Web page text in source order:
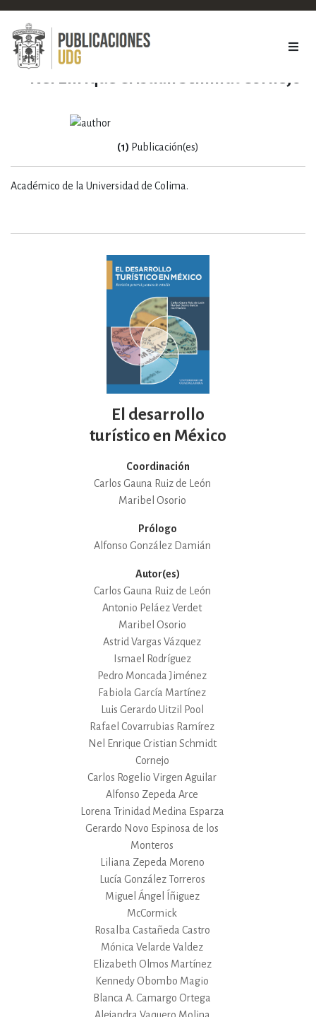
Nel Enrique Cristian Schmidt Cornejo
Académico de la Universidad de Colima.
(1) Publicación(es)
El desarrollo
turístico en México
Coordinación
Carlos Gauna Ruiz de León
Maribel Osorio
Prólogo
Alfonso González Damián
Autor(es)
Carlos Gauna Ruiz de León
Antonio Peláez Verdet
Maribel Osorio
Astrid Vargas Vázquez
Ismael Rodríguez
Pedro Moncada Jiménez
Fabiola García Martínez
Luis Gerardo Uitzil Pool
Rafael Covarrubias Ramírez
Nel Enrique Cristian Schmidt
Cornejo
Carlos Rogelio Virgen Aguilar
Alfonso Zepeda Arce
Lorena Trinidad Medina Esparza
Gerardo Novo Espinosa de los
Monteros
Liliana Zepeda Moreno
Lucía González Torreros
Miguel Ángel Íñiguez
McCormick
Rosalba Castañeda Castro
Mónica Velarde Valdez
Elizabeth Olmos Martínez
Kennedy Obombo Magio
Blanca A. Camargo Ortega